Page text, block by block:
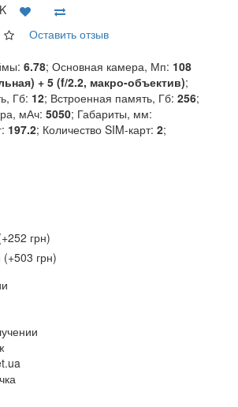
Оставить отзыв
6.78; Основная камера, Мп: 108
+ 5 (f/2.2, макро-объектив);
Гб: 12; Встроенная память, Гб: 256;
мАч: 5050; Габариты, мм:
197.2; Количество SIM-карт: 2;
грн)
грн)